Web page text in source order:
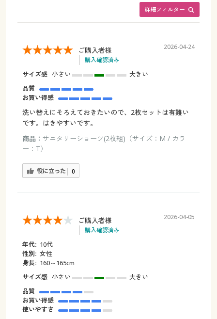
詳細フィルター
ご購入者様
購入確認済み
2026-04-24
サイズ感 小さい
大きい
品質
お買い得感
洗い替えにそろえておきたいので、2枚セットは有難い
です。はきやすいです。
商品： サニタリーショーツ(2枚組)（サイズ：M / カラ
ー：T）
役に立った 0
ご購入者様
購入確認済み
2026-04-05
年代: 10代
性別: 女性
身長: 160～165cm
サイズ感 小さい
大きい
品質
お買い得感
使いやすさ